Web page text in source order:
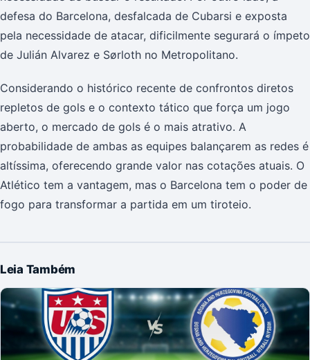
defesa do Barcelona, desfalcada de Cubarsi e exposta
pela necessidade de atacar, dificilmente segurará o ímpeto
de Julián Alvarez e Sørloth no Metropolitano.
Considerando o histórico recente de confrontos diretos
repletos de gols e o contexto tático que força um jogo
aberto, o mercado de gols é o mais atrativo. A
probabilidade de ambas as equipes balançarem as redes é
altíssima, oferecendo grande valor nas cotações atuais. O
Atlético tem a vantagem, mas o Barcelona tem o poder de
fogo para transformar a partida em um tiroteio.
Leia Também